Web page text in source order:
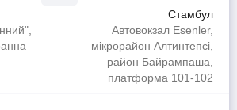
Стамбул
Автовокзал Esenler,
мікрорайон Алтинтепсі,
район Байрампаша,
платформа 101-102